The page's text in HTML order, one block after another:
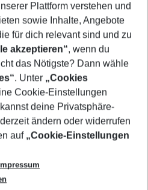
Plattform verstehen und
sowie Inhalte, Angebote
für dich relevant sind und zu
akzeptieren“, wenn du
das Nötigste? Dann wähle
. Unter „Cookies
Cookie-Einstellungen
deine Privatsphäre-
ändern oder widerrufen
auf „Cookie-Einstellungen